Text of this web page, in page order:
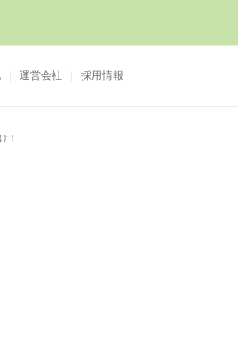
運営会社 採用情報
！